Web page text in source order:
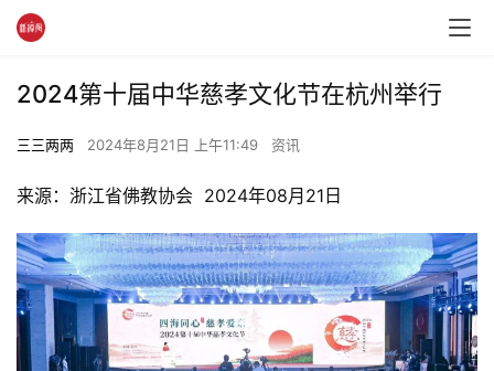
2024第十届中华慈孝文化节在杭州举行
三三两两 2024年8月21日 上午11:49 资讯
来源：浙江省佛教协会  2024年08月21日